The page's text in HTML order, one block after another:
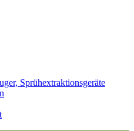
Sprühextraktionsgeräte